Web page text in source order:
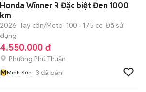
Honda Winner R Đặc biệt Đen 1000
km
2026 Tay côn/Moto 100 - 175 cc Đã sử
dụng
4.550.000 đ
Phường Phú Thuận
MMinh Sơn 3 đã bán